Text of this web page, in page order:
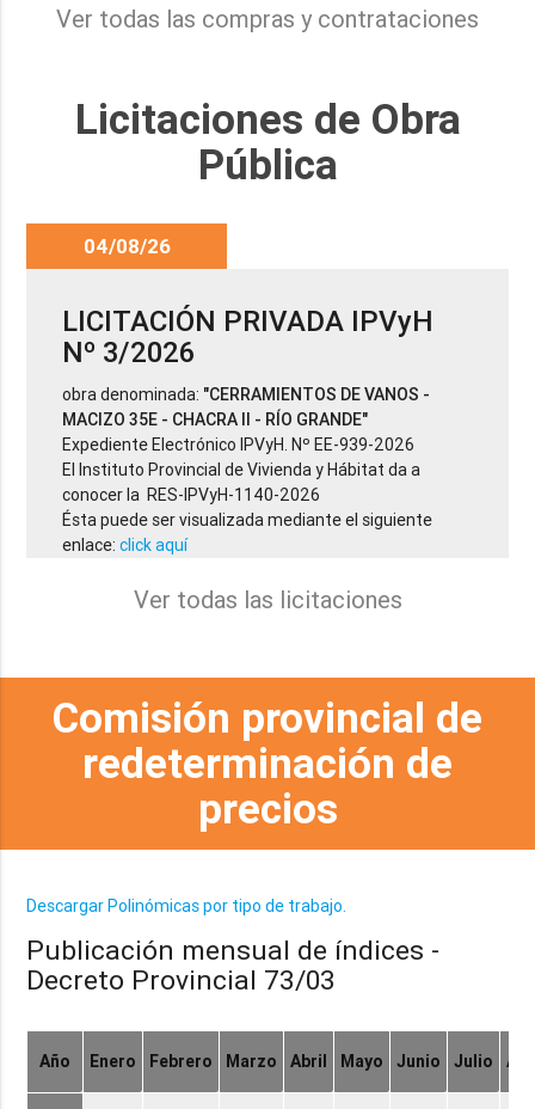
Ver todas las compras y contrataciones
Licitaciones de Obra
Pública
04/08/26
LICITACIÓN PRIVADA IPVyH
Nº 3/2026
obra denominada: "CERRAMIENTOS DE VANOS -
MACIZO 35E - CHACRA II - RÍO GRANDE"
Expediente Electrónico IPVyH. Nº EE-939-2026
El Instituto Provincial de Vivienda y Hábitat da a
conocer la RES-IPVyH-1140-2026
Ésta puede ser visualizada mediante el siguiente
enlace:click aquí
Ver todas las licitaciones
Comisión provincial de
redeterminación de
precios
Descargar Polinómicas por tipo de trabajo.
Publicación mensual de índices -
Decreto Provincial 73/03
Año Enero Febrero Marzo Abril Mayo Junio Julio